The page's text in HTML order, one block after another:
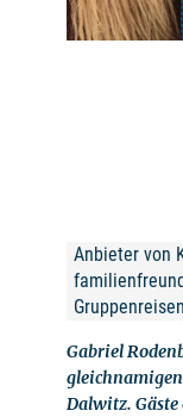
Anbieter von
Gruppenreisen
Gabriel
Dalwitz.